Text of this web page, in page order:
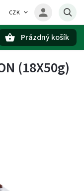
CZK
Prázdný košík
(18X50g)